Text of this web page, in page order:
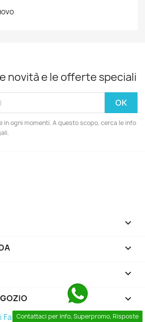
novità e le offerte speciali
in ogni momenti. A questo scopo, cerca le info



keyboard_arrow_down
Contattaci per Info, Superpromo, Risposte